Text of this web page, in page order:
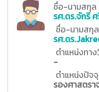
ชื่อ-นามสกุล
รศ.ดร.จักรี
ชื่อ-นามสกุ
รศ.ดร
ตำแหน่งทาง
-
ตำแหน่งปัจ
รองศาสตรา